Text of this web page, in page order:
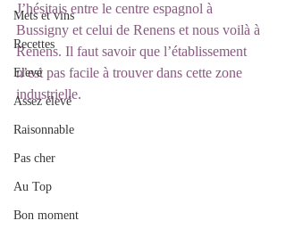
Mets et vins
Recettes
Elevé
Assez élevé
Raisonnable
Pas cher
Au Top
Bon moment
J’hésitais entre le centre espagnol à
Bussigny et celui de Renens et nous voilà à
Renens. Il faut savoir que l’établissement
n’est pas facile à trouver dans cette zone
industrielle.